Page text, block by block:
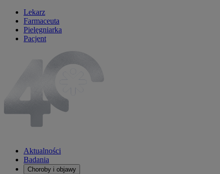
Lekarz
Farmaceuta
Pielęgniarka
Pacjent
Aktualności
Badania
Choroby i objawy